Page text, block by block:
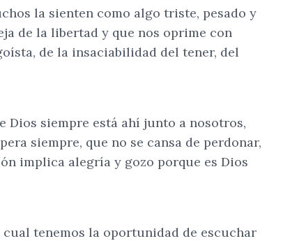
la sienten como algo triste, pesado y
de la libertad y que nos oprime con
de la insaciabilidad del tener, del
Dios siempre está ahí junto a nosotros,
siempre, que no se cansa de perdonar,
implica alegría y gozo porque es Dios
cual tenemos la oportunidad de escuchar